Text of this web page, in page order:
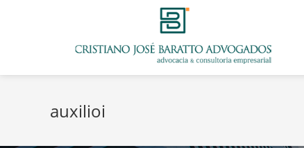
auxilioi